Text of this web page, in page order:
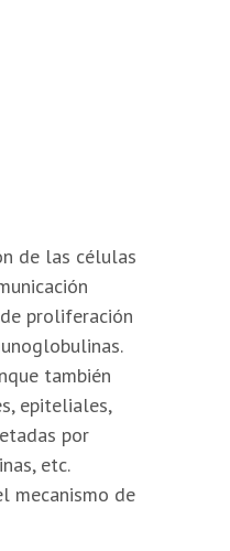
de las células
proliferación
también
epiteliales,
por
etc.
mecanismo de